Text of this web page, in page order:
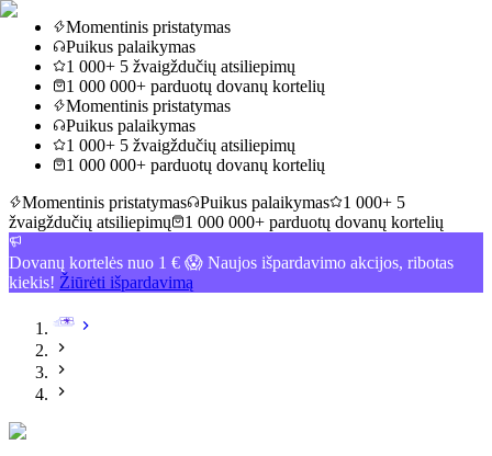
Momentinis pristatymas
Puikus palaikymas
1 000+ 5 žvaigždučių atsiliepimų
1 000 000+ parduotų dovanų kortelių
Momentinis pristatymas
Puikus palaikymas
1 000+ 5 žvaigždučių atsiliepimų
1 000 000+ parduotų dovanų kortelių
Momentinis pristatymas
Puikus palaikymas
1 000+ 5
žvaigždučių atsiliepimų
1 000 000+ parduotų dovanų kortelių
Dovanų kortelės nuo 1 € 😱 Naujos išpardavimo akcijos, ribotas
kiekis! Žiūrėti išpardavimą